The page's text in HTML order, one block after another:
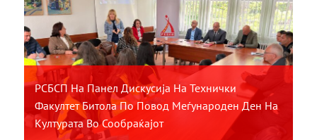
РСБСП На Панел Дискусија На Технички
Факултет Битола По Повод Меѓународен Ден На
Културата Во Сообраќајот